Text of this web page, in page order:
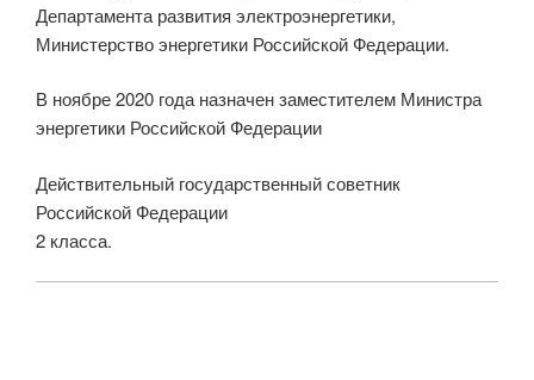
Департамента развития электроэнергетики,
Министерство энергетики Российской Федерации.
В ноябре 2020 года назначен заместителем Министра
энергетики Российской Федерации
Действительный государственный советник
Российской Федерации
2 класса.